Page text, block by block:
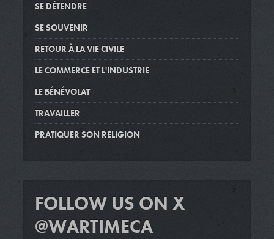
SE DÉTENDRE
SE SOUVENIR
RETOUR À LA VIE CIVILE
LE COMMERCE ET L'INDUSTRIE
LE BÉNÉVOLAT
TRAVAILLER
PRATIQUER SON RELIGION
FOLLOW US ON X
@WARTIMECA